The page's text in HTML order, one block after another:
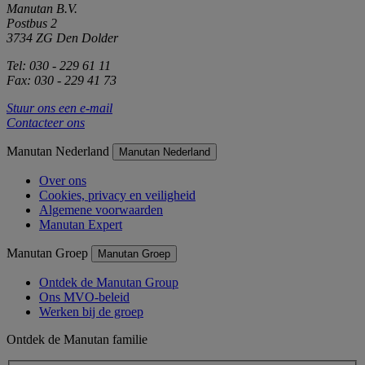
Manutan B.V.
Postbus 2
3734 ZG Den Dolder
Tel: 030 - 229 61 11
Fax: 030 - 229 41 73
Stuur ons een e-mail
Contacteer ons
Manutan Nederland Manutan Nederland
Over ons
Cookies, privacy en veiligheid
Algemene voorwaarden
Manutan Expert
Manutan Groep Manutan Groep
Ontdek de Manutan Group
Ons MVO-beleid
Werken bij de groep
Ontdek de Manutan familie